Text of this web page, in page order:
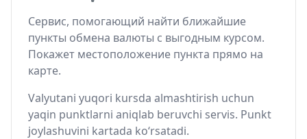
Сервис, помогающий найти ближайшие
пункты обмена валюты с выгодным курсом.
Покажет местоположение пункта прямо на
карте.
Valyutani yuqori kursda almashtirish uchun
yaqin punktlarni aniqlab beruvchi servis. Punkt
joylashuvini kartada ko‘rsatadi.